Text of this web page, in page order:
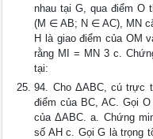
nhau tại G, qua điểm O
(M ∈ AB; N ∈ AC), MN
H là giao điểm của OM
rằng MI = MN 3 c.
tại:
94. Cho ΔABC, cú trực
điểm của BC, AC. Gọi
của ΔABC. a. Chứng
số AH c. Gọi G là trọng